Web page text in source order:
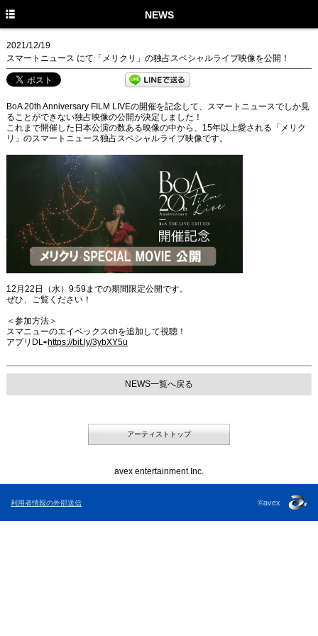
NEWS
2021/12/19
スマートニュース にて「メリクリ」の独占スペシャルライブ映像を公開！
BoA 20th Anniversary FILM LIVEの開催を記念して、スマートニュースでしか見
ることができない独占映像の公開が決定しました！
これまで開催した日本公演の数ある映像の中から、15年以上愛される「メリク
リ」のスマートニュース独占スペシャルライブ映像です。
12月22日（水）9:59までの期間限定公開です。
ぜひ、ご覧ください！
＜参加方法＞
スマニューのエイベックスchを追加して視聴！
アプリDL⇨https://bit.ly/3ybXY5u
NEWS一覧へ戻る
アーティストトップ
avex entertainment Inc.
利用者情報の外部送信 ©avex
NEWS
MEDIA
PROFILE
MUSIC VIDEO
GOODS
STAFF TWITTER
FANCLUB